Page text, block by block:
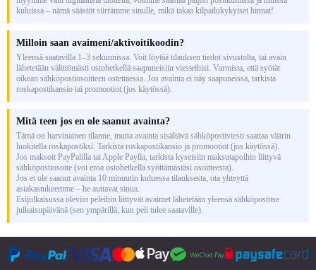
kuluissa – nämä säästöt siirrämme sinulle, mikä takaa kilpailukykyiset hinnat!
Milloin saan avaimeni/aktivoitikoodin?
Yleensä saatavilla 1–3 sekunnissa. Voit löytää tilauksen tiedot sivustolta, tai avain
lähetetään välittömästi ostohetkellä saapuneisiin viesteihisi. Varmista, että syötät
oikean sähköpostiosoitteen ostettaessa. Jos avainta ei näy saapuneissa, tarkista
roskapostikansio tai promootiot (jos käytössä).
Mitä teen jos en ole saanut avainta?
Tämä on harvinainen tilanne, mutta avainta sisältävä sähköpostiviesti saattaa väärin
luokitella roskapostiksi. Tarkista roskapostikansio ja promootiot (jos käytössä).
Jos maksoit PayPalilla tai Apple Paylla, tarkista kyseisiin maksutapoihin liittyvä
sähköpostiosoite (voi eroa ostohetkellä syöttämästäsi osoitteesta).
Jos et ole saanut avainta 10 minuutin kuluessa tilauksesta, ota yhteyttä
asiakastukeemme – he auttavat sinua.
Esijulkaisussa oleviin peleihin liittyvät avaimet lähetetään yleensä sähköpostitse
julkaisupäivänä (sen ympärillä, kun peli tulee saataville).